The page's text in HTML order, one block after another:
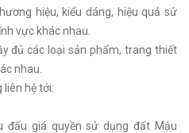
hiệu, kiểu dáng, hiệu quả sử
vực khác nhau.
đủ các loại sản phẩm, trang thiết
nhau.
liên hệ tới:
đấu giá quyền sử dụng đất Mậu